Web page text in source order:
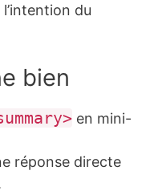
du
bien
en mini-
réponse directe